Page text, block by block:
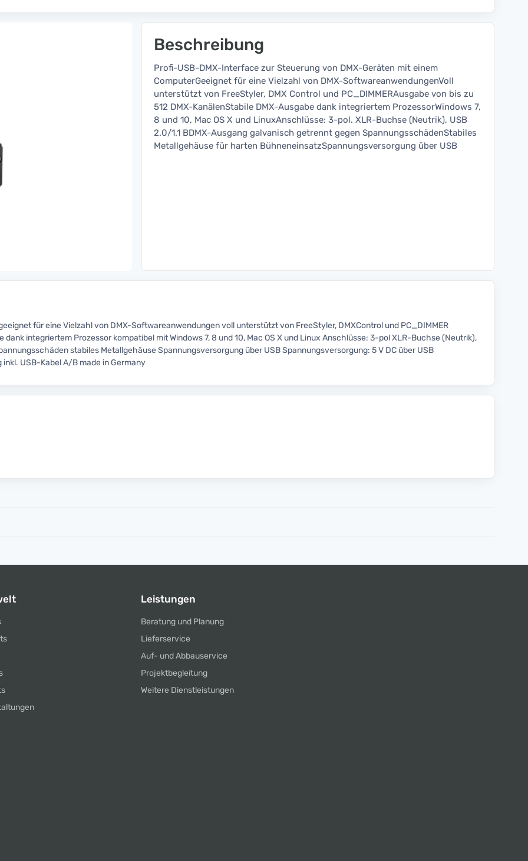
Beschreibung
Profi-USB-DMX-Interface zur Steuerung von DMX-Geräten mit einem
ComputerGeeignet für eine Vielzahl von DMX-SoftwareanwendungenVoll
unterstützt von FreeStyler, DMX Control und PC_DIMMERAusgabe von bis zu
512 DMX-KanälenStabile DMX-Ausgabe dank integriertem ProzessorWindows 7,
8 und 10, Mac OS X und LinuxAnschlüsse: 3-pol. XLR-Buchse (Neutrik), USB
2.0/1.1 BDMX-Ausgang galvanisch getrennt gegen SpannungsschädenStabiles
Metallgehäuse für harten BühneneinsatzSpannungsversorgung über USB
für eine Vielzahl von DMX-Softwareanwendungen voll unterstützt von FreeStyler, DMXControl und PC_DIMMER
dank integriertem Prozessor kompatibel mit Windows 7, 8 und 10, Mac OS X und Linux Anschlüsse: 3-pol XLR-Buchse (Neutrik),
stabiles Metallgehäuse Spannungsversorgung über USB Spannungsversorgung: 5 V DC über USB
USB-Kabel A/B made in Germany
Leistungen
Beratung und Planung
Lieferservice
Auf- und Abbauservice
Projektbegleitung
Weitere Dienstleistungen